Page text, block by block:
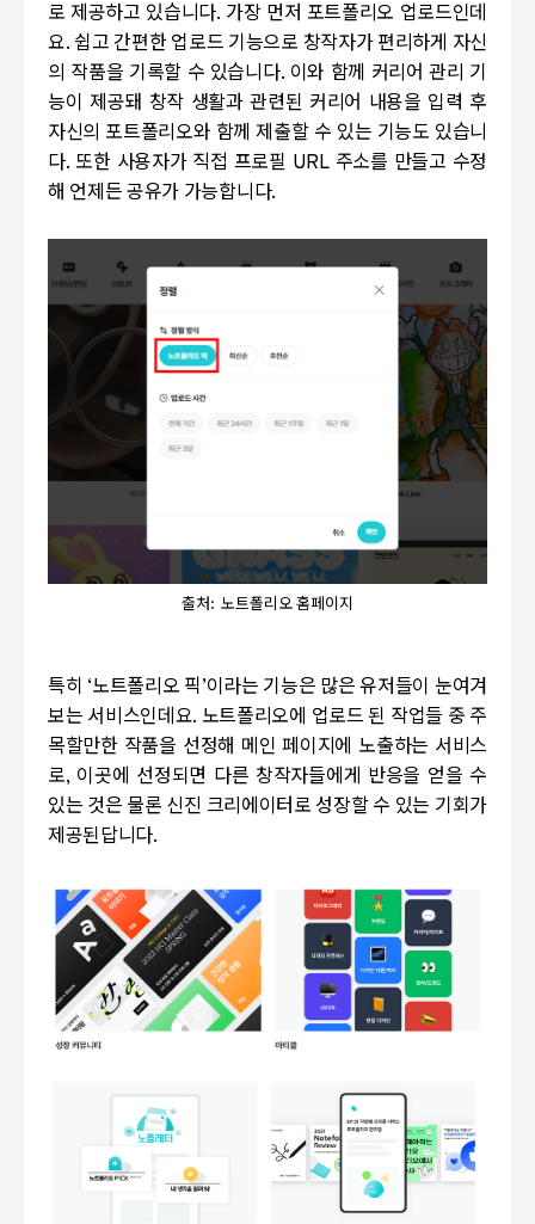
로 제공하고 있습니다. 가장 먼저 포트폴리오 업로드인데
요.쉽고 간편한 업로드 기능으로 창작자가 편리하게 자신
의 작품을 기록할 수 있습니다. 이와 함께 커리어 관리 기
능이 제공돼 창작 생활과 관련된 커리어 내용을 입력 후
자신의 포트폴리오와 함께 제출할 수 있는 기능도 있습니
다. 또한 사용자가 직접 프로필 URL 주소를 만들고 수정
해 언제든 공유가 가능합니다.
출처: 노트폴리오 홈페이지
특히 ‘노트폴리오 픽’이라는 기능은 많은 유저들이 눈여겨
보는 서비스인데요. 노트폴리오에 업로드 된 작업들 중 주
목할만한 작품을 선정해 메인 페이지에 노출하는 서비스
로, 이곳에 선정되면 다른 창작자들에게 반응을 얻을 수
있는 것은 물론 신진 크리에이터로 성장할 수 있는 기회가
제공된답니다.